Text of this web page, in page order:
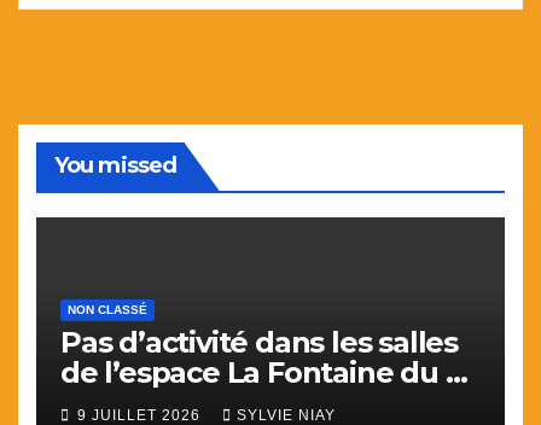
You missed
NON CLASSÉ
Pas d’activité dans les salles
de l’espace La Fontaine du 9
juillet au 31 aout.
9 JUILLET 2026 SYLVIE NIAY